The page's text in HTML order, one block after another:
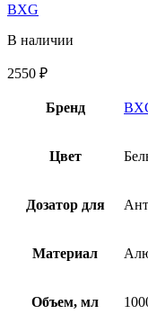
BXG
В наличии
2550 ₽
Бренд
Цвет
Дозатор для
Материал
Объем, мл